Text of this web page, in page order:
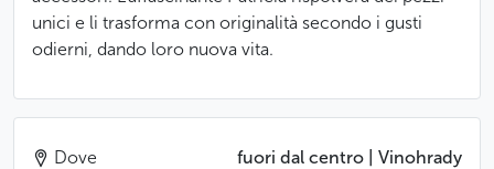
unici e li trasforma con originalità secondo i gusti
odierni, dando loro nuova vita.
Dove fuori dal centro | Vinohrady